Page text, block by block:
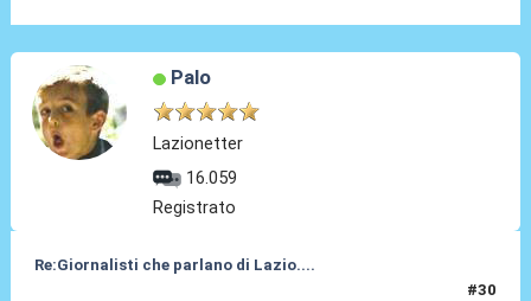
Palo
Lazionetter
16.059
Registrato
Re:Giornalisti che parlano di Lazio....
#30